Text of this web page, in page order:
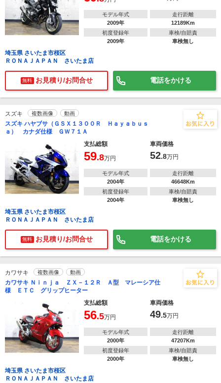
モデル年式
2009年
走行距離
12189Km
初度登録年
2009年
車検/自賠責
車検無し
埼玉県 さいたま市桜区
ＲＯＮＡＪＡＰＡＮ さいたま店
無料 お見積り/お問合せ 電話をかける
スズキ 複数画像 動画
スズキ ハヤブサ（ＧＳＸ１３００Ｒ Ｈａｙａｂｕｓ
ａ） カナダ仕様 ＧＷ７１Ａ
支払総額
車両価格
59.8万円 52.8万円
モデル年式
2004年
走行距離
46648Km
初度登録年
2004年
車検/自賠責
車検無し
埼玉県 さいたま市桜区
ＲＯＮＡＪＡＰＡＮ さいたま店
無料 お見積り/お問合せ 電話をかける
カワサキ 複数画像 動画
カワサキ Ｎｉｎｊａ ＺＸ－１２Ｒ Ａ型 マレーシア仕
様 ＥＴＣ グリップヒーター
支払総額
車両価格
56.5万円 49.5万円
モデル年式
2000年
走行距離
47207Km
初度登録年
2000年
車検/自賠責
車検無し
埼玉県 さいたま市桜区
ＲＯＮＡＪＡＰＡＮ さいたま店